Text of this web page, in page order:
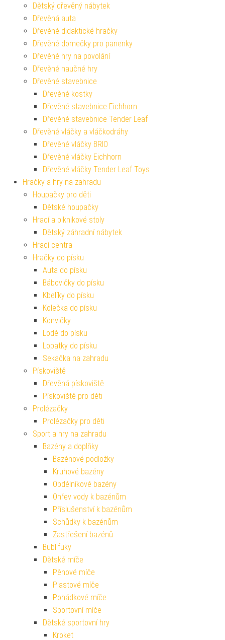
Dětský dřevěný nábytek
Dřevěná auta
Dřevěné didaktické hračky
Dřevěné domečky pro panenky
Dřevěné hry na povolání
Dřevěné naučné hry
Dřevěné stavebnice
Dřevěné kostky
Dřevěné stavebnice Eichhorn
Dřevěné stavebnice Tender Leaf
Dřevěné vláčky a vláčkodráhy
Dřevěné vláčky BRIO
Dřevěné vláčky Eichhorn
Dřevěné vláčky Tender Leaf Toys
Hračky a hry na zahradu
Houpačky pro děti
Dětské houpačky
Hrací a piknikové stoly
Dětský záhradní nábytek
Hrací centra
Hračky do písku
Auta do písku
Bábovičky do písku
Kbelíky do písku
Kolečka do písku
Konvičky
Lodě do písku
Lopatky do písku
Sekačka na zahradu
Pískoviště
Dřevěná pískoviště
Pískoviště pro děti
Prolézačky
Prolézačky pro děti
Sport a hry na zahradu
Bazény a doplňky
Bazénové podložky
Kruhové bazény
Obdélníkové bazény
Ohřev vody k bazénům
Příslušenství k bazénům
Schůdky k bazénům
Zastřešení bazénů
Bublifuky
Dětské míče
Pěnové míče
Plastové míče
Pohádkové míče
Sportovní míče
Dětské sportovní hry
Kroket